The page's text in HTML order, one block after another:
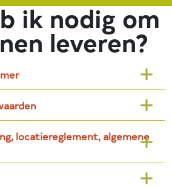
ik nodig om
leveren?
locatiereglement, algemene